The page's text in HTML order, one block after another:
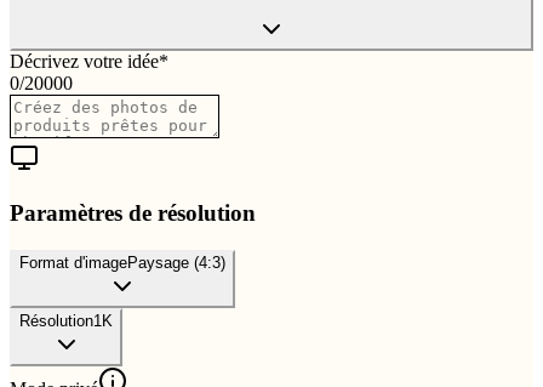
Décrivez votre idée*
0/20000
Paramètres de résolution
Format d'imagePaysage (4:3)
Résolution1K